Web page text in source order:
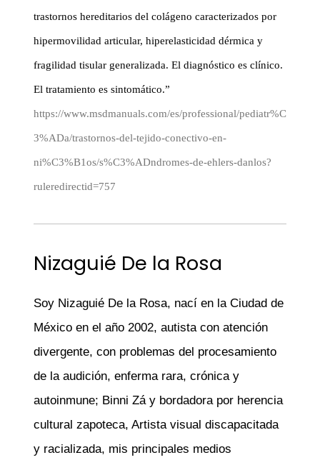
trastornos hereditarios del colágeno caracterizados por
hipermovilidad articular, hiperelasticidad dérmica y
fragilidad tisular generalizada. El diagnóstico es clínico.
El tratamiento es sintomático.”
https://www.msdmanuals.com/es/professional/pediatr%C
3%ADa/trastornos-del-tejido-conectivo-en-
ni%C3%B1os/s%C3%ADndromes-de-ehlers-danlos?
ruleredirectid=757
Nizaguié De la Rosa
Soy NizaguiéDe la Rosa, nací en la Ciudad de
México en el año 2002, autista con atención
divergente, con problemas del procesamiento
de la audición, enferma rara, crónica y
autoinmune; Binni Záy bordadora por herencia
cultural zapoteca, Artista visual discapacitada
y racializada, mis principales medios